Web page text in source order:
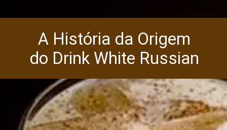
A História da Origem
do Drink White Russian